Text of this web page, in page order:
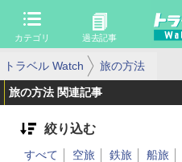
カテゴリ 過去記事
トラベル Watch 旅の方法
旅の方法 関連記事
絞り込む
すべて 空旅 鉄旅 船旅